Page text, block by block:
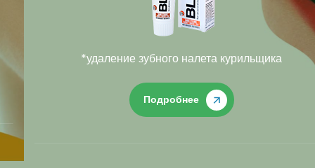
*удаление зубного налета курильщика
Подробнее